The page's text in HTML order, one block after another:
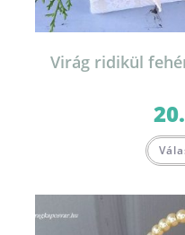
Virág ridikül